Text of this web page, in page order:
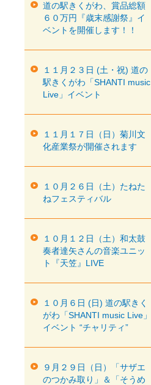
道の駅きくがわ、賞品総額
６０万円『歳末感謝祭』イ
ベントを開催します！！
１１月２３日 (土・祝) 道の
駅きくがわ「SHANTI music
Live」イベント
１１月１７日（日）菊川文
化産業祭が開催されます
１０月２６日（土）たねた
ねフェスティバル
１０月１２日（土）和太鼓
奏者達矢さんの音楽ユニッ
ト『天笠』LIVE
１０月６日 (日) 道の駅きく
がわ「SHANTI music Live」
イベント “チャリティ”
９月２９日（日）「サザエ
のつかみ取り」＆「そうめ